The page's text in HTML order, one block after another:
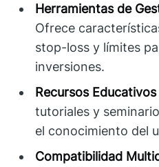
Herramientas de
Ofrece
stop-loss y límites
inversiones.
Recursos
tutoriales y
el conocimiento del
Compatibilidad